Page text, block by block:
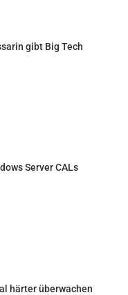
gibt Big Tech
Server CALs
härter überwachen